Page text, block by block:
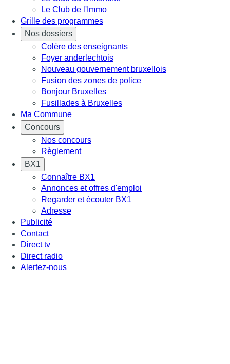
Le Club de l'Immo
Grille des programmes
Nos dossiers
Colère des enseignants
Foyer anderlechtois
Nouveau gouvernement bruxellois
Fusion des zones de police
Bonjour Bruxelles
Fusillades à Bruxelles
Ma Commune
Concours
Nos concours
Règlement
BX1
Connaître BX1
Annonces et offres d'emploi
Regarder et écouter BX1
Adresse
Publicité
Contact
Direct tv
Direct radio
Alertez-nous